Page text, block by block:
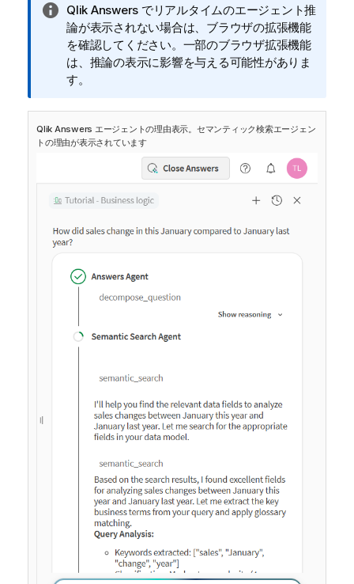
情
報
メ
モ
Qlik Answers でリアルタイムのエージェント推
論が表示されない場合は、ブラウザの拡張機能
を確認してください。一部のブラウザ拡張機能
は、推論の表示に影響を与える可能性がありま
す。
Qlik Answers エージェントの理由表示。セマンティック検索エージェン
トの理由が表示されています